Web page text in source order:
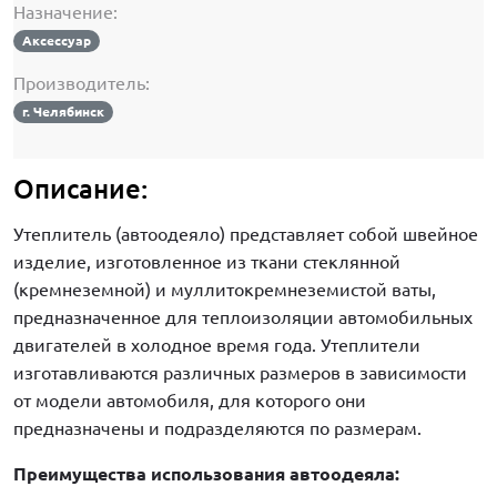
Назначение:
Аксессуар
Производитель:
г. Челябинск
Описание:
Утеплитель (автоодеяло) представляет собой швейное
изделие, изготовленное из ткани стеклянной
(кремнеземной) и муллитокремнеземистой ваты,
предназначенное для теплоизоляции автомобильных
двигателей в холодное время года. Утеплители
изготавливаются различных размеров в зависимости
от модели автомобиля, для которого они
предназначены и подразделяются по размерам.
Преимущества использования автоодеяла: